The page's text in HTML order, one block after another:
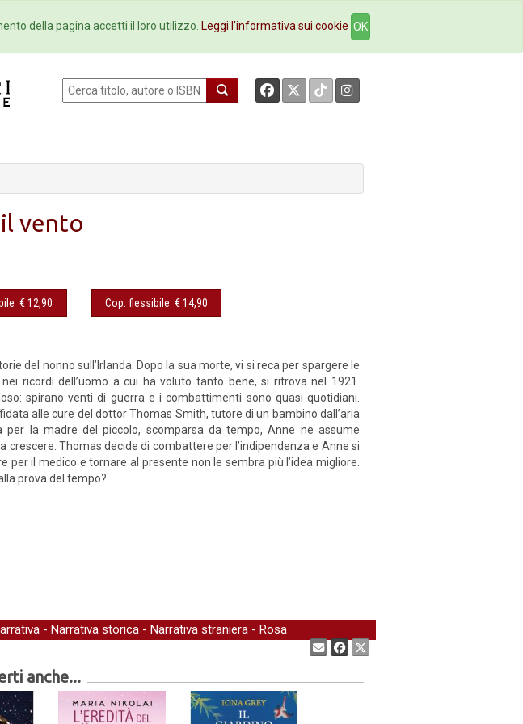
Newsletter Ebookstore Contatti
vento
€ 12,90 Cop. flessibile € 14,90
del nonno sull’Irlanda. Dopo la sua morte, vi si reca per spargere le
ricordi dell’uomo a cui ha voluto tanto bene, si ritrova nel 1921.
spirano venti di guerra e i combattimenti sono quasi quotidiani.
alle cure del dottor Thomas Smith, tutore di un bambino dall’aria
per la madre del piccolo, scomparsa da tempo, Anne ne assume
crescere: Thomas decide di combattere per l’indipendenza e Anne si
il medico e tornare al presente non le sembra più l’idea migliore.
prova del tempo?
- Narrativa storica - Narrativa straniera - Rosa
anche...
della pagina accetti il loro utilizzo. Leggi l'informativa sui cookie OK